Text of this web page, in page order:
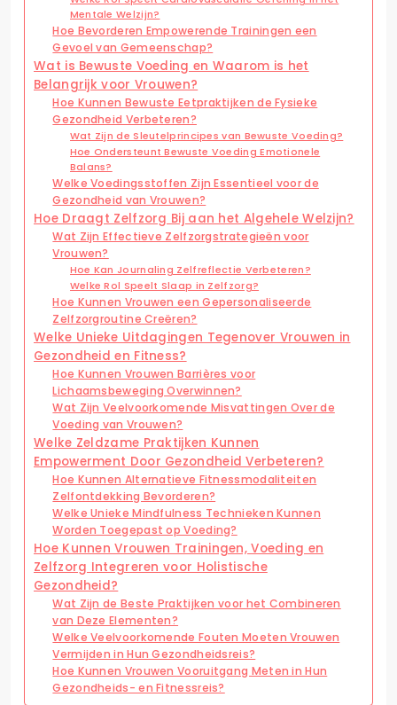
Mentale Welzijn?
Hoe Bevorderen Empowerende Trainingen een
Gevoel van Gemeenschap?
Wat is Bewuste Voeding en Waarom is het
Belangrijk voor Vrouwen?
Hoe Kunnen Bewuste Eetpraktijken de Fysieke
Gezondheid Verbeteren?
Wat Zijn de Sleutelprincipes van Bewuste Voeding?
Hoe Ondersteunt Bewuste Voeding Emotionele
Balans?
Welke Voedingsstoffen Zijn Essentieel voor de
Gezondheid van Vrouwen?
Hoe Draagt Zelfzorg Bij aan het Algehele Welzijn?
Wat Zijn Effectieve Zelfzorgstrategieën voor
Vrouwen?
Hoe Kan Journaling Zelfreflectie Verbeteren?
Welke Rol Speelt Slaap in Zelfzorg?
Hoe Kunnen Vrouwen een Gepersonaliseerde
Zelfzorgroutine Creëren?
Welke Unieke Uitdagingen Tegenover Vrouwen in
Gezondheid en Fitness?
Hoe Kunnen Vrouwen Barrières voor
Lichaamsbeweging Overwinnen?
Wat Zijn Veelvoorkomende Misvattingen Over de
Voeding van Vrouwen?
Welke Zeldzame Praktijken Kunnen
Empowerment Door Gezondheid Verbeteren?
Hoe Kunnen Alternatieve Fitnessmodaliteiten
Zelfontdekking Bevorderen?
Welke Unieke Mindfulness Technieken Kunnen
Worden Toegepast op Voeding?
Hoe Kunnen Vrouwen Trainingen, Voeding en
Zelfzorg Integreren voor Holistische
Gezondheid?
Wat Zijn de Beste Praktijken voor het Combineren
van Deze Elementen?
Welke Veelvoorkomende Fouten Moeten Vrouwen
Vermijden in Hun Gezondheidsreis?
Hoe Kunnen Vrouwen Vooruitgang Meten in Hun
Gezondheids- en Fitnessreis?